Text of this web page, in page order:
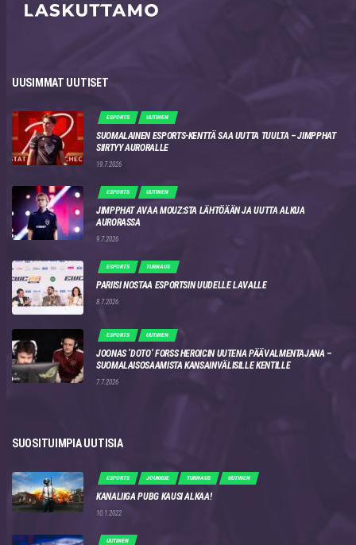
UUSIMMAT UUTISET
ESPORTS UUTINEN
SUOMALAINEN ESPORTS-KENTTÄ SAA UUTTA TUULTA – JIMPPHAT
SIIRTYY AURORALLE
19.7.2026
ESPORTS UUTINEN
JIMPPHAT AVAA MOUZ:STA LÄHTÖÄÄN JA UUTTA ALKUA
AURORASSA
9.7.2026
ESPORTS TURNAUS
PARIISI NOSTAA ESPORTSIN UUDELLE LAVALLE
8.7.2026
ESPORTS UUTINEN
JOONAS ‘DOTO’ FORSS HEROICIN UUTENA PÄÄVALMENTAJANA –
SUOMALAISOSAAMISTA KANSAINVÄLISILLE KENTILLE
7.7.2026
SUOSITUIMPIA UUTISIA
ESPORTS JOUKKUE TURNAUS UUTINEN
KANALIIGA PUBG KAUSI ALKAA!
10.1.2022
UUTINEN